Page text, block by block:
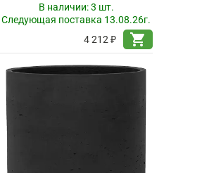
В наличии:3 шт.
Следующая поставка 13.08.26г.
4 212 ₽
shopping_cart